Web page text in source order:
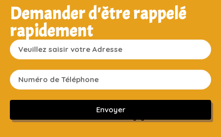
Demander d'être rappelé
rapidement
Envoyer
Sans engagement ni frais cachés